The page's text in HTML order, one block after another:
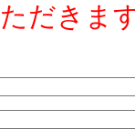
だきま